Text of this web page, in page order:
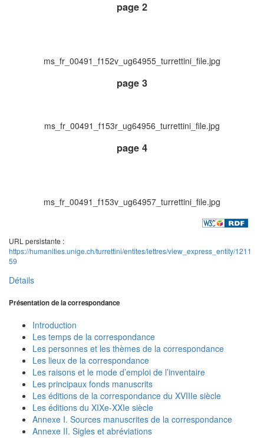
page 2
ms_fr_00491_f152v_ug64955_turrettini_file.jpg
page 3
ms_fr_00491_f153r_ug64956_turrettini_file.jpg
page 4
ms_fr_00491_f153v_ug64957_turrettini_file.jpg
URL persistante :
https://humanities.unige.ch/turrettini/entites/lettres/view_express_entity/1211
59
Détails
Présentation de la correspondance
Introduction
Les temps de la correspondance
Les personnes et les thèmes de la correspondance
Les lieux de la correspondance
Les raisons et le mode d’emploi de l’inventaire
Les principaux fonds manuscrits
Les éditions de la correspondance du XVIIIe siècle
Les éditions du XIXe-XXIe siècle
Annexe I. Sources manuscrites de la correspondance
Annexe II. Sigles et abréviations